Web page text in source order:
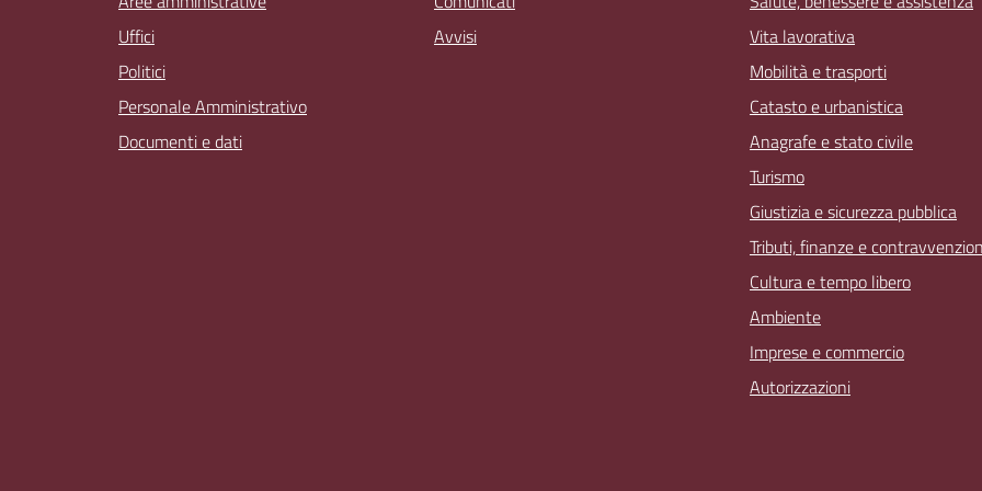
Uffici
Politici
Personale Amministrativo
Documenti e dati
Avvisi
Vita lavorativa
Mobilità e trasporti
Catasto e urbanistica
Anagrafe e stato civile
Turismo
Giustizia e sicurezza pubblica
Tributi, finanze e
Cultura e tempo libero
Ambiente
Imprese e commercio
Autorizzazioni